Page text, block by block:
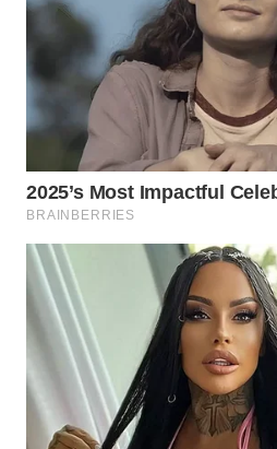
TAPANULI
SELATAN
TANJUNG
LESUNG
WN
KARO
WN
SIMALUNGUN
WN
LABUHANBATU
WN